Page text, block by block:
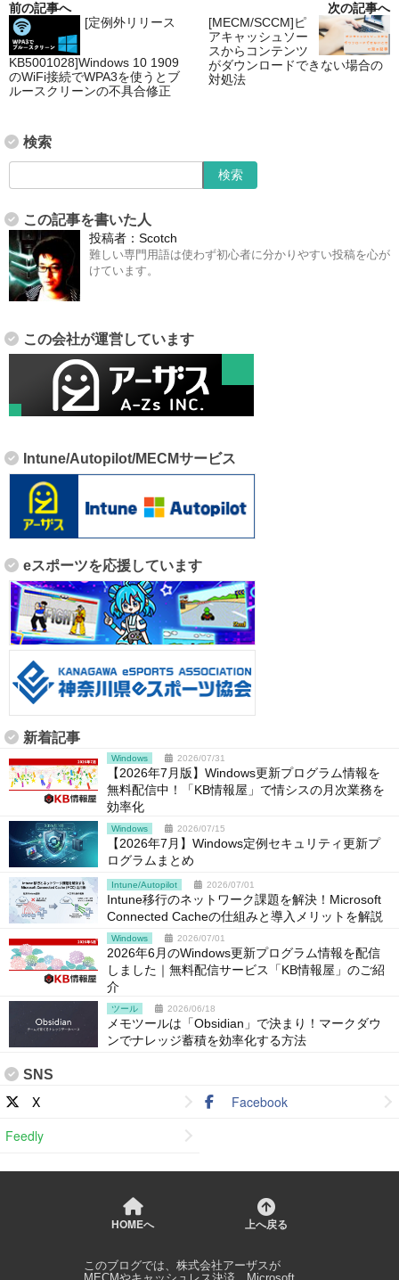
前の記事へ
[定例外リリース
KB5001028]Windows 10 1909
のWiFi接続でWPA3を使うとブ
ルースクリーンの不具合修正
次の記事へ
[MECM/SCCM]ピ
アキャッシュソー
スからコンテンツ
がダウンロードできない場合の
対処法
検索
この記事を書いた人
投稿者： Scotch
難しい専門用語は使わず初心者に分かりやすい投稿を心が
けています。
この会社が運営しています
Intune/Autopilot/MECMサービス
eスポーツを応援しています
新着記事
Windows 2026/07/31
【2026年7月版】Windows更新プログラム情報を
無料配信中！「KB情報屋」で情シスの月次業務を
効率化
Windows 2026/07/15
【2026年7月】Windows定例セキュリティ更新プ
ログラムまとめ
Intune/Autopilot 2026/07/01
Intune移行のネットワーク課題を解決！Microsoft
Connected Cacheの仕組みと導入メリットを解説
Windows 2026/07/01
2026年6月のWindows更新プログラム情報を配信
しました｜無料配信サービス「KB情報屋」のご紹
介
ツール 2026/06/18
メモツールは「Obsidian」で決まり！マークダウ
ンでナレッジ蓄積を効率化する方法
SNS
X
Facebook
Feedly
HOMEへ 上へ戻る
このブログでは、 株式会社アーザス が